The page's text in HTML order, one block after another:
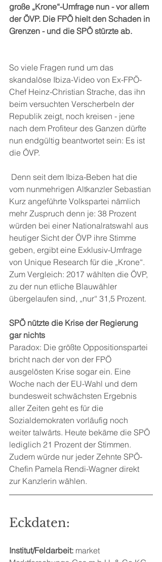
große „Krone“-Umfrage nun - vor allem
der ÖVP. Die FPÖ hielt den Schaden in
Grenzen - und die SPÖ stürzte ab.
So viele Fragen rund um das
skandalöse Ibiza-Video von Ex-FPÖ-
Chef Heinz-Christian Strache, das ihn
beim versuchten Verscherbeln der
Republik zeigt, noch kreisen - jene
nach dem Profiteur des Ganzen dürfte
nun endgültig beantwortet sein: Es ist
die ÖVP.
vom nunmehrigen Altkanzler Sebastian
Kurz angeführte Volkspartei nämlich
mehr Zuspruch denn je: 38 Prozent
würden bei einer Nationalratswahl aus
heutiger Sicht der ÖVP ihre Stimme
geben, ergibt eine Exklusiv-Umfrage
von Unique Research für die „Krone“.
Zum Vergleich: 2017 wählten die ÖVP,
zu der nun etliche Blauwähler
übergelaufen sind, „nur“ 31,5 Prozent.
SPÖ nützte die Krise der Regierung
gar nichts
Paradox: Die größte Oppositionspartei
bricht nach der von der FPÖ
ausgelösten Krise sogar ein. Eine
Woche nach der EU-Wahl und dem
bundesweit schwächsten Ergebnis
aller Zeiten geht es für die
Sozialdemokraten vorläufig noch
weiter talwärts. Heute bekäme die SPÖ
lediglich 21 Prozent der Stimmen.
Zudem würde nur jeder Zehnte SPÖ-
Chefin Pamela Rendi-Wagner direkt
zur Kanzlerin wählen.
Eckdaten:
Institut/Feldarbeit: market